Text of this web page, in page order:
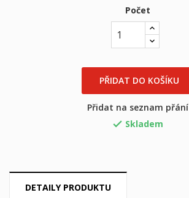
Počet
PŘIDAT DO KOŠÍKU
Přidat na seznam přání
 Skladem
DETAILY PRODUKTU